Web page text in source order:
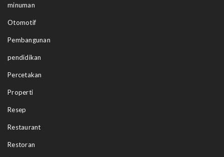
minuman
Otomotif
Pembangunan
pendidikan
Percetakan
Properti
Resep
Restaurant
Restoran